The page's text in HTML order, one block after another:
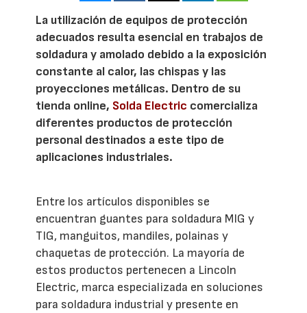
La utilización de equipos de protección
adecuados resulta esencial en trabajos de
soldadura y amolado debido a la exposición
constante al calor, las chispas y las
proyecciones metálicas. Dentro de su
tienda online, Solda Electric comercializa
diferentes productos de protección
personal destinados a este tipo de
aplicaciones industriales.
Entre los artículos disponibles se
encuentran guantes para soldadura MIG y
TIG, manguitos, mandiles, polainas y
chaquetas de protección. La mayoría de
estos productos pertenecen a Lincoln
Electric, marca especializada en soluciones
para soldadura industrial y presente en